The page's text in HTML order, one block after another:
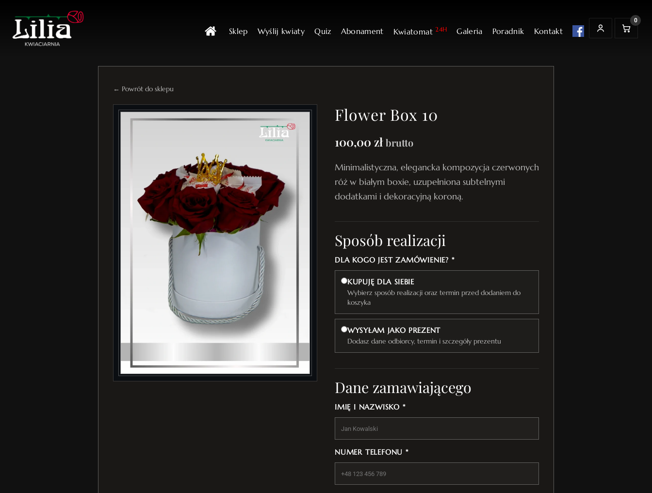
Sklep Wyślij kwiaty Quiz Abonament Kwiatomat 24H Galeria Poradnik Kontakt MOJE KONTO
0
K
o
← Powrót do sklepu
Flower Box 10
100,00 zł brutto
Minimalistyczna, elegancka kompozycja czerwonych
róż w białym boxie, uzupełniona subtelnymi
dodatkami i dekoracyjną koroną.
Sposób realizacji
DLA KOGO JEST ZAMÓWIENIE? *
KUPUJĘ DLA SIEBIE
Wybierz sposób realizacji oraz termin przed dodaniem do
koszyka
WYSYŁAM JAKO PREZENT
Dodasz dane odbiorcy, termin i szczegóły prezentu
Dane zamawiającego
IMIĘ I NAZWISKO *
NUMER TELEFONU *